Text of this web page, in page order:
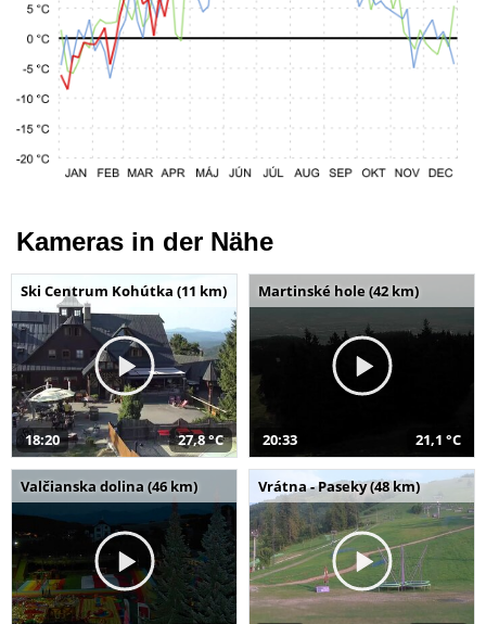
Kameras in der Nähe
Ski Centrum Kohútka (11 km)
18:20 27,8 °C
Martinské hole (42 km)
20:33 21,1 °C
Valčianska dolina (46 km) Vrátna - Paseky (48 km)